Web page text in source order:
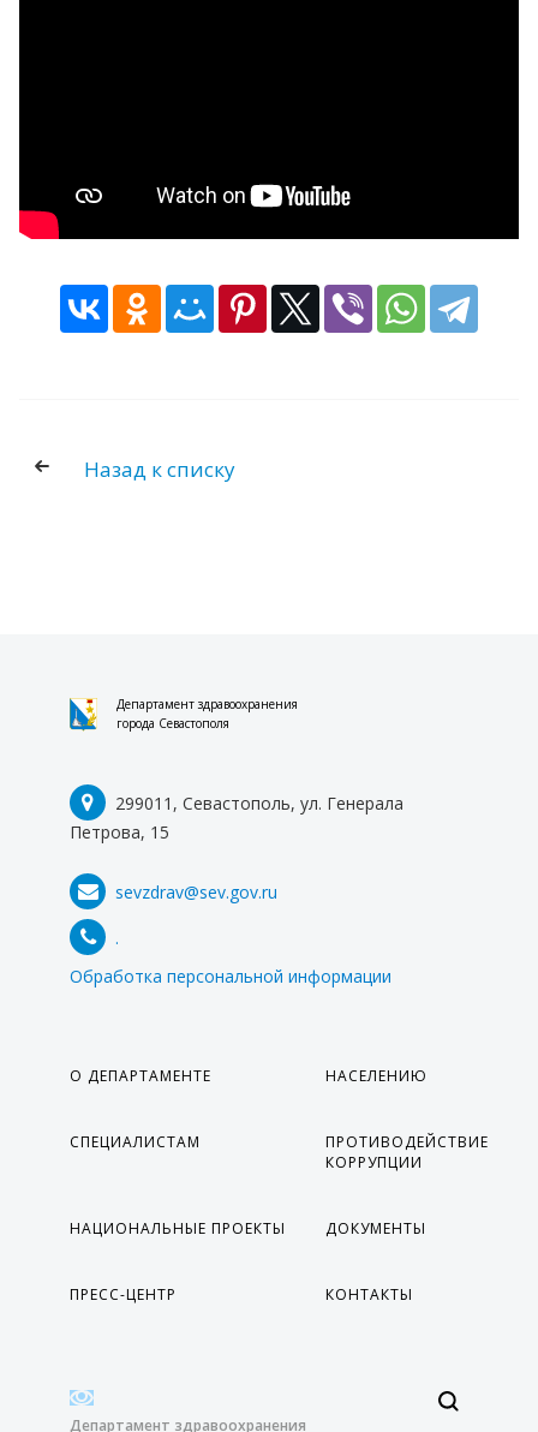
Назад к списку
Департамент здравоохранения
города Севастополя
299011, Севастополь, ул. Генерала
Петрова, 15
sevzdrav@sev.gov.ru
.
Обработка персональной информации
О ДЕПАРТАМЕНТЕ НАСЕЛЕНИЮ
СПЕЦИАЛИСТАМ
ПРОТИВОДЕЙСТВИЕ
КОРРУПЦИИ
НАЦИОНАЛЬНЫЕ ПРОЕКТЫ ДОКУМЕНТЫ
ПРЕСС-ЦЕНТР КОНТАКТЫ
Департамент здравоохранения